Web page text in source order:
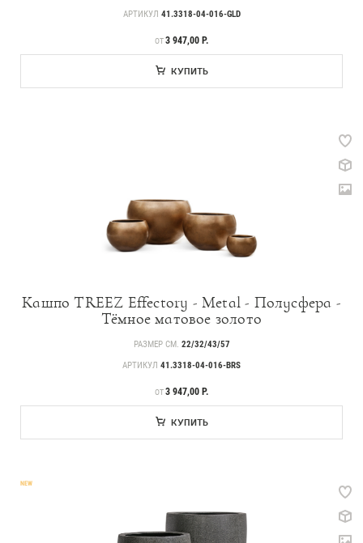
АРТИКУЛ 41.3318-04-016-GLD
ЦЕНА
ОТ3 947,00 Р.
КУПИТЬ
Кашпо TREEZ Effectory - Metal - Полусфера -
Тёмное матовое золото
РАЗМЕР СМ. 22/32/43/57
АРТИКУЛ 41.3318-04-016-BRS
ЦЕНА
ОТ3 947,00 Р.
КУПИТЬ
NEW